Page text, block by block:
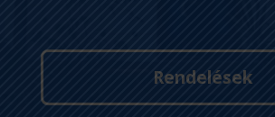
Rendelések